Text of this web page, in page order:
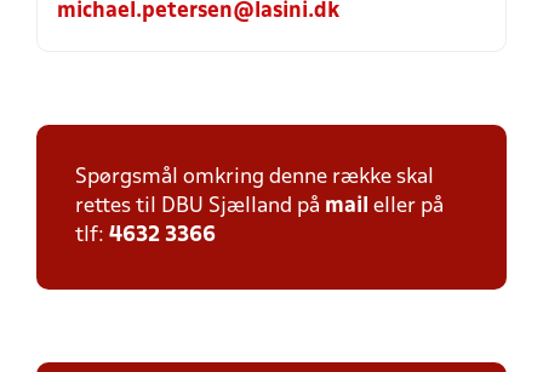
michael.petersen@lasini.dk
Spørgsmål omkring denne række skal
rettes til DBU Sjælland på mail eller på
tlf: 4632 3366